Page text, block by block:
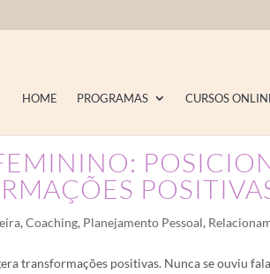
HOME PROGRAMAS CURSOS
,Coaching, Planejamento Pessoal,
transformações positivas. Nunca se ouviu